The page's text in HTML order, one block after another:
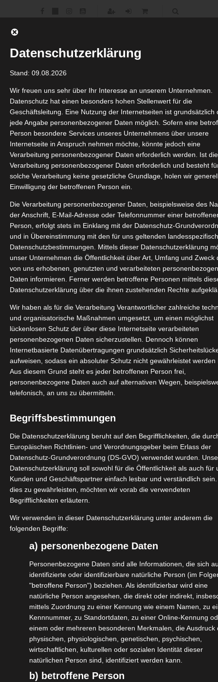
Gulmarg – Go Round! Package – Comfort
– Wandern im indischen Himalaya
Für Entdecker!
DETAILS
für 2
Anzahl Personen
3 Tage/ 2 Nächte
inkl. Frühstück
Mahlzeiten
Gondel, Pony oder
Schlitten, Taxi vom/
zum Flughafen
Srinagar
Transport
Gulmarg
Ziel(e)
Datenschutzerklärung
Stand: 09.08.2026
Wir freuen uns sehr über Ihr Interesse an unserem Unternehmen.
Datenschutz hat einen besonders hohen Stellenwert für die
Geschäftsleitung. Eine Nutzung der Internetseiten ist grundsätzlich
jede Angabe personenbezogener Daten möglich. Sofern eine
Person besondere Services unseres Unternehmens über unsere
Internetseite in Anspruch nehmen möchte, könnte jedoch eine
Verarbeitung personenbezogener Daten erforderlich werden. Ist die
Verarbeitung personenbezogener Daten erforderlich und besteht
solche Verarbeitung keine gesetzliche Grundlage, holen wir
Einwilligung der betroffenen Person ein.
Die Verarbeitung personenbezogener Daten, beispielsweise des
der Anschrift, E-Mail-Adresse oder Telefonnummer einer
Person, erfolgt stets im Einklang mit der Datenschutz-
und in Übereinstimmung mit den für uns geltenden
Datenschutzbestimmungen. Mittels dieser Datenschutzerklärung
unser Unternehmen die Öffentlichkeit über Art, Umfang und Zweck
von uns erhobenen, genutzten und verarbeiteten
Daten informieren. Ferner werden betroffene Personen mittels
Datenschutzerklärung über die ihnen zustehenden Rechte
Wir haben als für die Verarbeitung Verantwortlicher zahlreiche
und organisatorische Maßnahmen umgesetzt, um einen möglichst
lückenlosen Schutz der über diese Internetseite verarbeiteten
personenbezogenen Daten sicherzustellen. Dennoch können
Internetbasierte Datenübertragungen grundsätzlich
aufweisen, sodass ein absoluter Schutz nicht gewährleistet werden
Aus diesem Grund steht es jeder betroffenen Person frei,
personenbezogene Daten auch auf alternativen Wegen,
telefonisch, an uns zu übermitteln.
Begriffsbestimmungen
Die Datenschutzerklärung beruht auf den Begrifflichkeiten, die
Europäischen Richtlinien- und Verordnungsgeber beim Erlass der
Datenschutz-Grundverordnung (DS-GVO) verwendet wurden.
Datenschutzerklärung soll sowohl für die Öffentlichkeit als auch für
Kunden und Geschäftspartner einfach lesbar und verständlich
dies zu gewährleisten, möchten wir vorab die verwendeten
Begrifflichkeiten erläutern.
Wir verwenden in dieser Datenschutzerklärung unter anderem die
folgenden Begriffe:
a) personenbezogene Daten
Personenbezogene Daten sind alle Informationen, die sich
identifizierte oder identifizierbare natürliche Person (im
"betroffene Person") beziehen. Als identifizierbar wird eine
natürliche Person angesehen, die direkt oder indirekt,
mittels Zuordnung zu einer Kennung wie einem Namen, zu
Kennnummer, zu Standortdaten, zu einer Online-Kennung
einem oder mehreren besonderen Merkmalen, die Ausdruck
physischen, physiologischen, genetischen, psychischen,
wirtschaftlichen, kulturellen oder sozialen Identität dieser
natürlichen Person sind, identifiziert werden kann.
b) betroffene Person